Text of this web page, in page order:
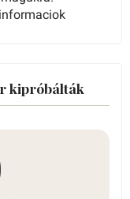
kipróbálták